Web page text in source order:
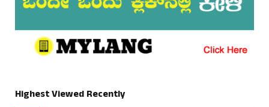
Highest Viewed Recently